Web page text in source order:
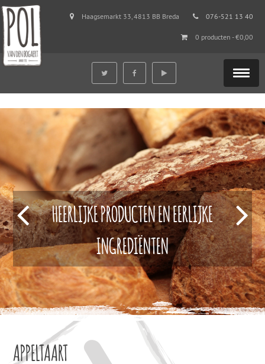
Haagsemarkt 33, 4813 BB Breda 076-521 13 40
0 producten -€0,00
HEERLIJKE PRODUCTEN EN EERLIJKE
INGREDIËNTEN
APPELTAART